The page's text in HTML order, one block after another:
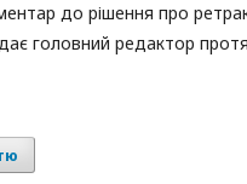
до рішення про
головний редактор